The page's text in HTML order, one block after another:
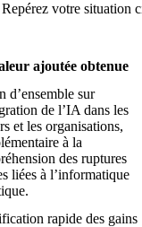
votre situation
ajoutée obtenue
d’ensemble sur
de l’IA dans les
et les organisations,
à la
des ruptures
liées à l’informatique
rapide des gains